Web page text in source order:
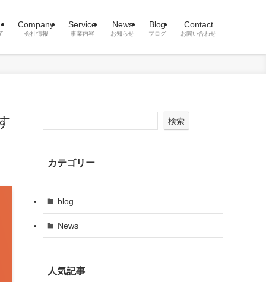
Company
会社情報
Service
事業内容
News
お知らせ
Blog
ブログ
Contact
お問い合わせ
検索
カテゴリー
blog
News
人気記事